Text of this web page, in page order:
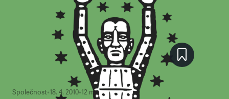
Společnost•18. 4. 2010•12 minut